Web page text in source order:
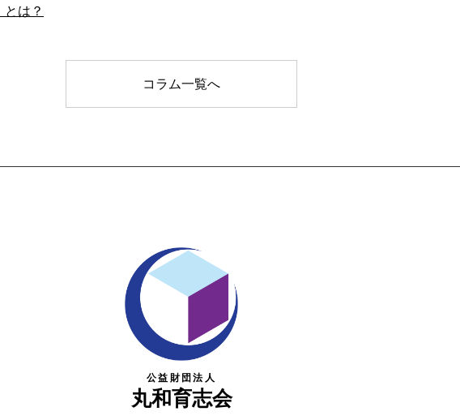
は？
コラム一覧へ
公益財団法人
丸和育志会